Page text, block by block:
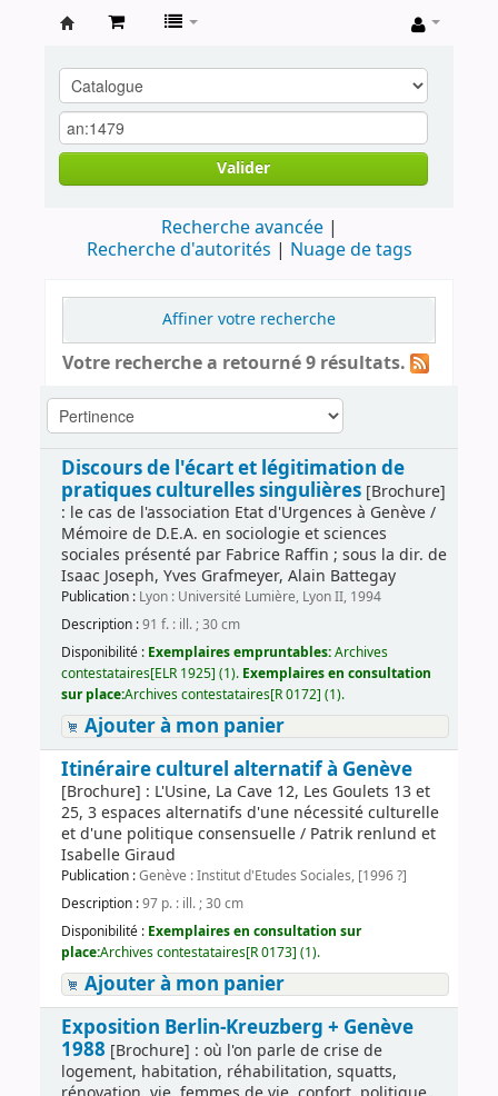
contestataires
Valider
Recherche avancée
Recherche d'autorités
Nuage de tags
Affiner votre recherche
Votre recherche a retourné 9 résultats.
Discours de l'écart et légitimation de
pratiques culturelles singulières[Brochure]
: le cas de l'association Etat d'Urgences à Genève /
Mémoire de D.E.A. en sociologie et sciences
sociales présenté par Fabrice Raffin ; sous la dir. de
Isaac Joseph, Yves Grafmeyer, Alain Battegay
Publication : Lyon : Université Lumière, Lyon II, 1994
Description :91 f. : ill. ; 30 cm
Disponibilité : Exemplaires empruntables:Archives
contestataires[ELR 1925] (1). Exemplaires en consultation
sur place:Archives contestataires[R 0172] (1).
Ajouter à mon panier
Itinéraire culturel alternatif à Genève
[Brochure] : L'Usine, La Cave 12, Les Goulets 13 et
25, 3 espaces alternatifs d'une nécessité culturelle
et d'une politique consensuelle / Patrik renlund et
Isabelle Giraud
Publication :Genève : Institut d'Etudes Sociales, [1996 ?]
Description :97 p. : ill. ; 30 cm
Disponibilité : Exemplaires en consultation sur
place:Archives contestataires[R 0173] (1).
Ajouter à mon panier
Exposition Berlin-Kreuzberg + Genève
1988 [Brochure] : où l'on parle de crise de
logement, habitation, réhabilitation, squatts,